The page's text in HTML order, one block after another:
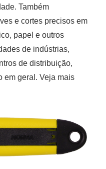
Também
e cortes precisos em
papel e outros
de indústrias,
de distribuição,
em geral. Veja mais